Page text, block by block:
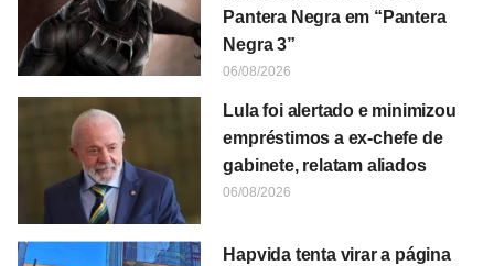
Pantera Negra em “Pantera
Negra 3”
06/08/2026
Lula foi alertado e minimizou
empréstimos a ex-chefe de
gabinete, relatam aliados
06/08/2026
Hapvida tenta virar a página